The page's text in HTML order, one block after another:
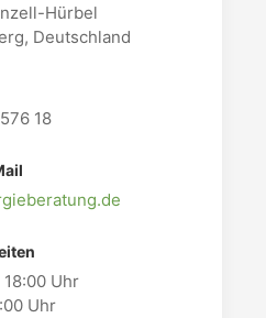
Hürbel
Deutschland
18
Uhr
Uhr